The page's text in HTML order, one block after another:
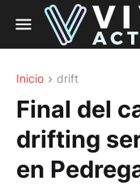
Inicio drift
Final del
drifting
en